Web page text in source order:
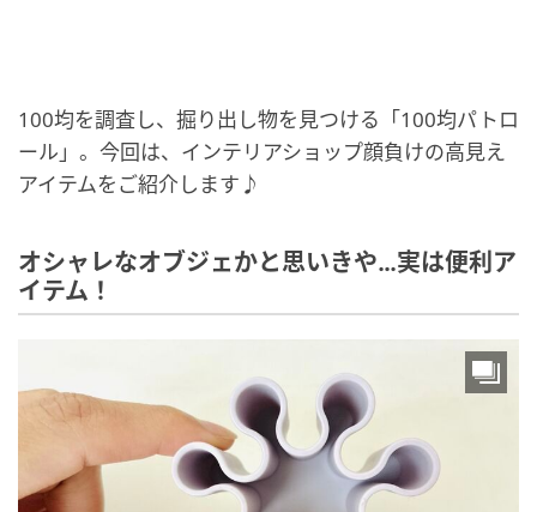
100均を調査し、掘り出し物を見つける「100均パトロ
ール」。今回は、インテリアショップ顔負けの高見え
アイテムをご紹介します♪
オシャレなオブジェかと思いきや…実は便利ア
イテム！